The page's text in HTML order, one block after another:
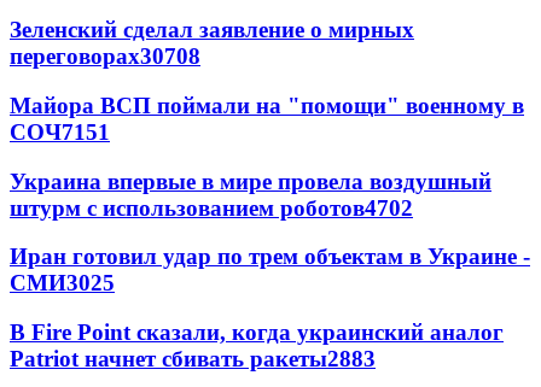
Зеленский сделал заявление о мирных
переговорах30708
Майора ВСП поймали на "помощи" военному в
СОЧ7151
Украина впервые в мире провела воздушный
штурм с использованием роботов4702
Иран готовил удар по трем объектам в Украине -
СМИ3025
В Fire Point сказали, когда украинский аналог
Patriot начнет сбивать ракеты2883